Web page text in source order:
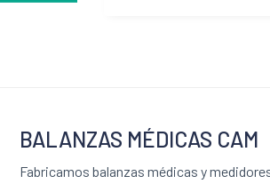
BALANZAS MÉDICAS CAM
Fabricamos balanzas médicas y